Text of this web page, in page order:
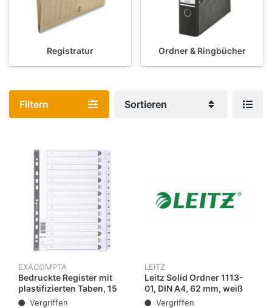
Registratur Ordner & Ringbücher
Filtern Sortieren
EXACOMPTA
Bedruckte Register mit
plastifizierten Taben, 15
Taben von 1 bis 15, DIN A4
Vergriffen
LEITZ
Leitz Solid Ordner 1113-
01, DIN A4, 62 mm, weiß
Vergriffen